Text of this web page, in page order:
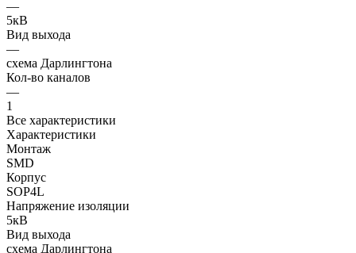
—
5кВ
Вид выхода
—
схема Дарлингтона
Кол-во каналов
—
1
Все характеристики
Характеристики
Монтаж
SMD
Корпус
SOP4L
Напряжение изоляции
5кВ
Вид выхода
схема Дарлингтона